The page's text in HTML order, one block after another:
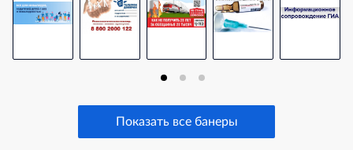
Показать все банеры